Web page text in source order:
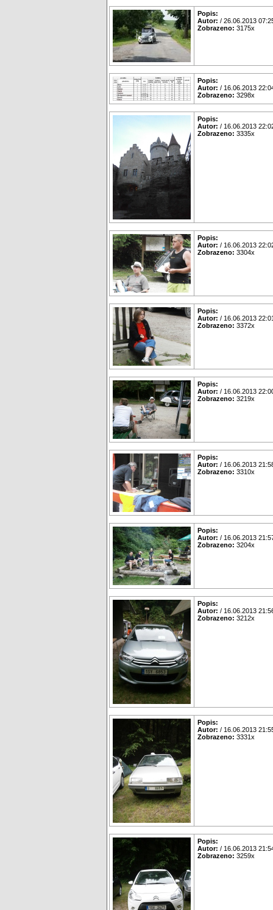
Popis:
Autor: / 26.06.2013
Zobrazeno: 3175x
Popis:
Autor: / 16.06.2013
Zobrazeno: 3298x
Popis:
Autor: / 16.06.2013
Zobrazeno: 3335x
Popis:
Autor: / 16.06.2013
Zobrazeno: 3304x
Popis:
Autor: / 16.06.2013
Zobrazeno: 3372x
Popis:
Autor: / 16.06.2013
Zobrazeno: 3219x
Popis:
Autor: / 16.06.2013
Zobrazeno: 3310x
Popis:
Autor: / 16.06.2013
Zobrazeno: 3204x
Popis:
Autor: / 16.06.2013
Zobrazeno: 3212x
Popis:
Autor: / 16.06.2013
Zobrazeno: 3331x
Popis:
Autor: / 16.06.2013
Zobrazeno: 3259x